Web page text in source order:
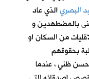
البصريالذي عاد
بالمضطهدين و
من السكان او
بحقوقهم
ظني ، عندما